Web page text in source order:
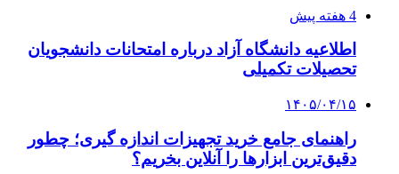
4 هفته پیش
اطلاعیه دانشگاه آزاد درباره امتحانات دانشجویان
تحصیلات تکمیلی
۱۴۰۵/۰۴/۱۵
راهنمای جامع خرید تجهیزات اندازه گیری؛ چطور
دقیق‌ترین ابزارها را آنلاین بخریم؟